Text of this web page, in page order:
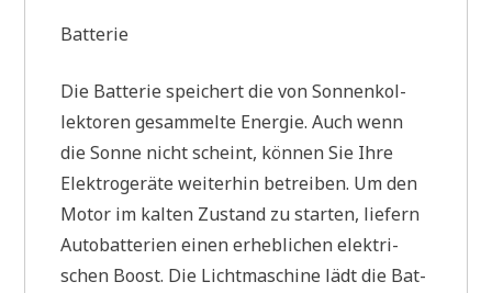
Bat­te­rie
Die Bat­te­rie spei­chert die von Son­nen­kol­
lek­to­ren gesam­mel­te Ener­gie. Auch wenn
die Son­ne nicht scheint, kön­nen Sie Ihre
Elek­tro­ge­rä­te wei­ter­hin betrei­ben. Um den
Motor im kal­ten Zustand zu star­ten, lie­fern
Auto­bat­te­rien einen erheb­li­chen elek­tri­
schen Boost. Die Licht­ma­schi­ne lädt die Bat­